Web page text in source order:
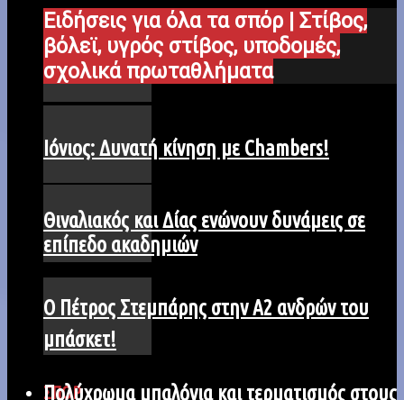
Ιόνιος: Δυνατή κίνηση με Chambers!
Ο Πέτρος Στεμπάρης στην Α2 ανδρών του
μπάσκετ!
ΣΠΟΡ
Ειδήσεις για όλα τα σπόρ | Στίβος,
βόλεϊ, υγρός στίβος, υποδομές,
σχολικά πρωταθλήματα
Θιναλιακός και Δίας ενώνουν δυνάμεις σε
επίπεδο ακαδημιών
Πολύχρωμα μπαλόνια και τερματισμός στους